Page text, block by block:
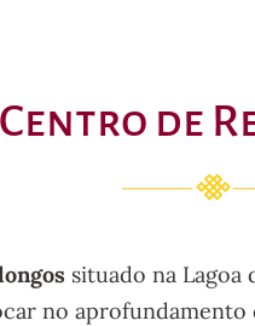
de
situado na Lagoa
no